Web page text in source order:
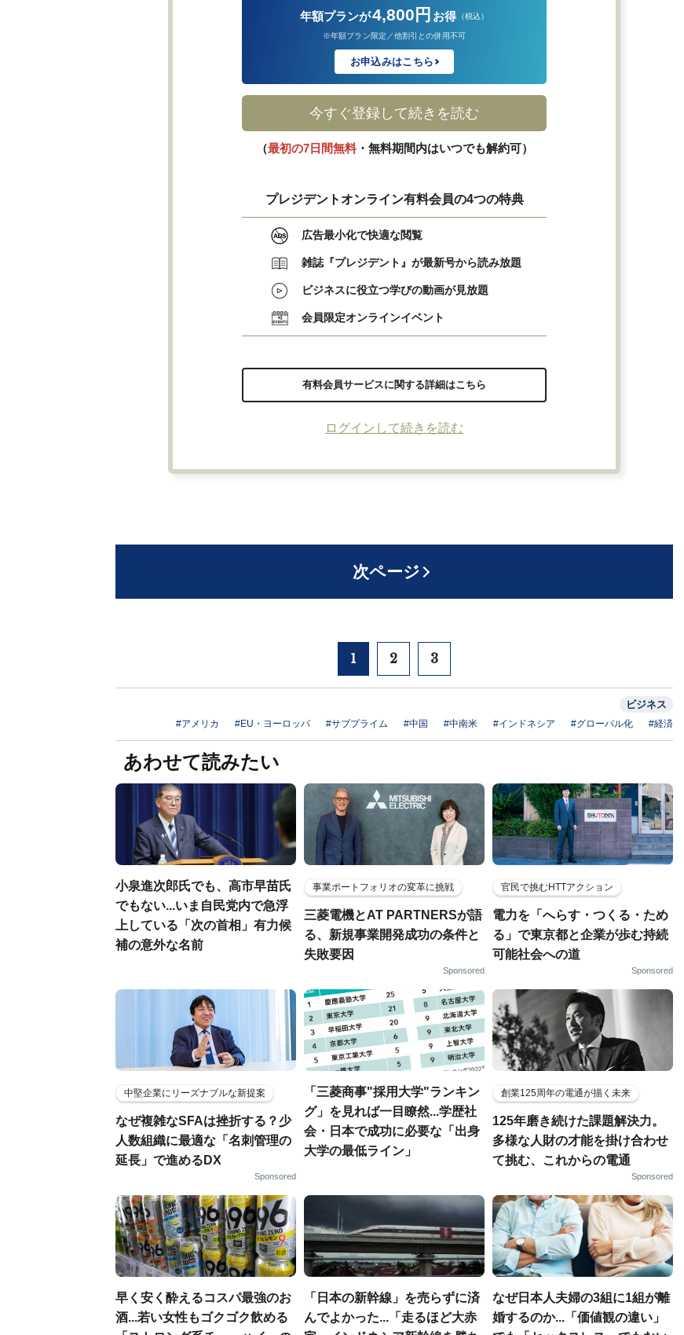
年額プランが4,800円 お得 （税込）
※年額プラン限定／他割引との併用不可
お申込みはこちら
今すぐ登録して続きを読む
（最初の7日間無料・無料期間内はいつでも解約可）
プレジデントオンライン有料会員の4つの特典
広告最小化で快適な閲覧
雑誌『プレジデント』が最新号から読み放題
ビジネスに役立つ学びの動画が見放題
会員限定オンラインイベント
有料会員サービスに関する詳細はこちら
ログインして続きを読む
次ページ
1 2 3
ビジネス
#アメリカ #EU・ヨーロッパ #サブプライム #中国 #中南米 #インドネシア #グローバル化 #経済
あわせて読みたい
小泉進次郎氏でも、高市早苗氏
でもない...いま自民党内で急浮
上している「次の首相」有力候
補の意外な名前
事業ポートフォリオの変革に挑戦
三菱電機とAT PARTNERSが語
る、新規事業開発成功の条件と
失敗要因
Sponsored
官民で挑むHTTアクション
電力を「へらす・つくる・ため
る」で東京都と企業が歩む持続
可能社会への道
Sponsored
中堅企業にリーズナブルな新提案
なぜ複雑なSFAは挫折する？少
人数組織に最適な「名刺管理の
延長」で進めるDX
Sponsored
「三菱商事"採用大学"ランキン
グ」を見れば一目瞭然...学歴社
会・日本で成功に必要な「出身
大学の最低ライン」
創業125周年の電通が描く未来
125年磨き続けた課題解決力。
多様な人財の才能を掛け合わせ
て挑む、これからの電通
Sponsored
早く安く酔えるコスパ最強のお
酒...若い女性もゴクゴク飲める
「日本の新幹線」を売らずに済
んでよかった...「走るほど大赤
なぜ日本人夫婦の3組に1組が離
婚するのか...「価値観の違い」